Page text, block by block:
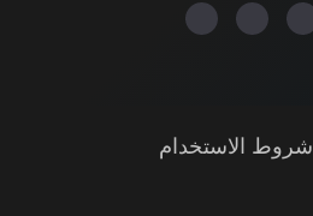
شروط الاستخدام